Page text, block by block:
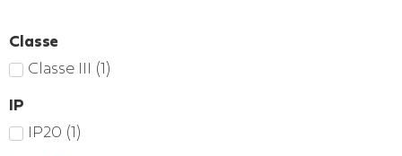
Classe
Classe III (1)
IP
IP20 (1)